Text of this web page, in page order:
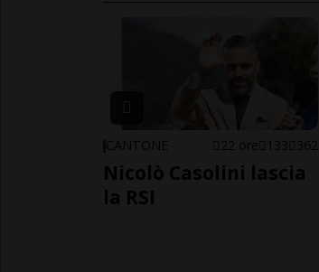
CANTONE 22 ore 133 362
Nicolò Casolini lascia
la RSI